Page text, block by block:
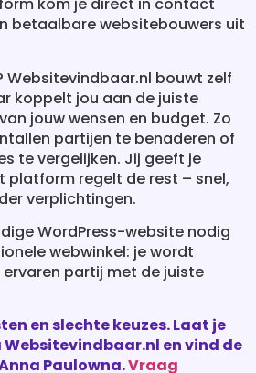
bouwt zelf
koppelt jou aan de juiste
jouw wensen en budget. Zo
partijen te benaderen of
te vergelijken. Jij geeft je
platform regelt de rest – snel,
verplichtingen.
WordPress-website nodig
webwinkel: je wordt
partij met de juiste
en slechte keuzes. Laat je
en vind de
Paulowna.
en vrijblijvend een voorstel